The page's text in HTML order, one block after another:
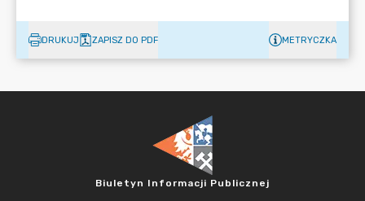
DRUKUJ ZAPISZ DO PDF METRYCZKA
Biuletyn Informacji Publicznej